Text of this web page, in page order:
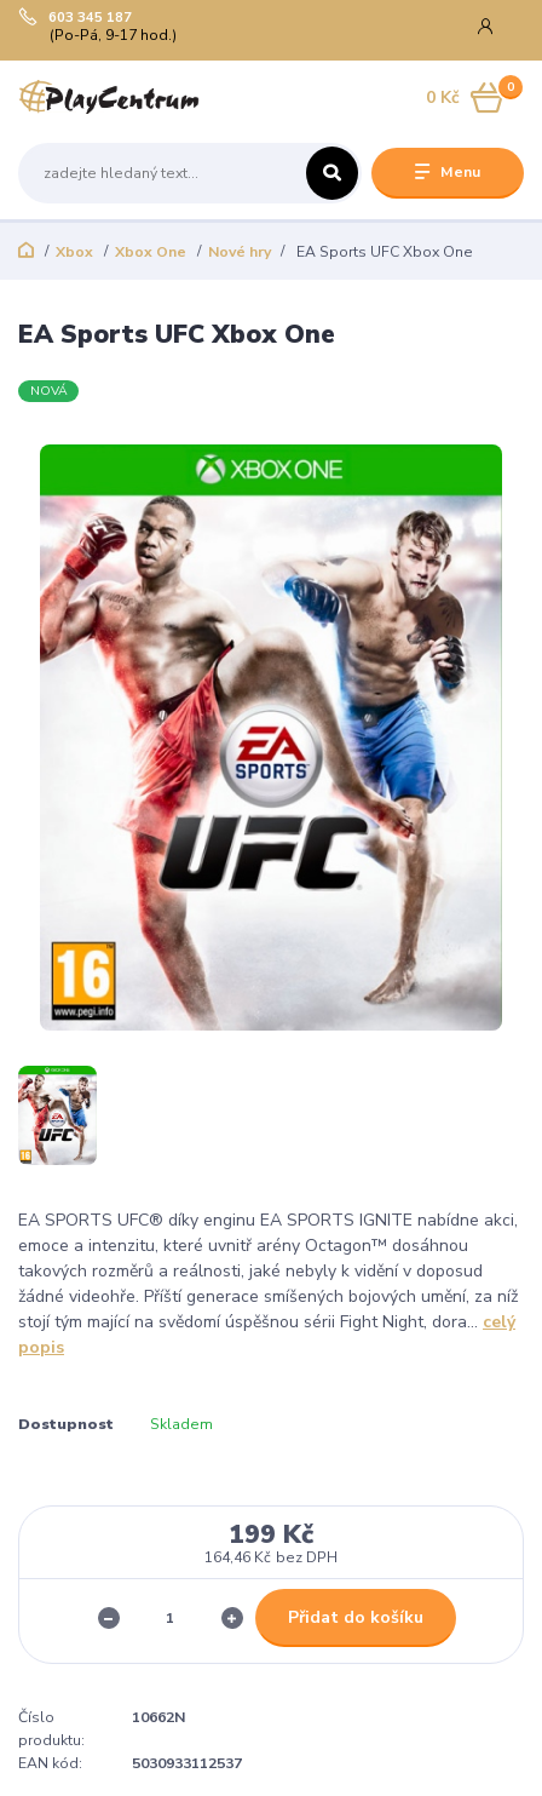
Menu
603 345 187
(Po-Pá, 9-17 hod.)
0
0 Kč
Xbox Xbox One Nové hry EA Sports UFC Xbox One
EA Sports UFC Xbox One
NOVÁ
EA SPORTS UFC® díky enginu EA SPORTS IGNITE nabídne akci,
emoce a intenzitu, které uvnitř arény Octagon™ dosáhnou
takových rozměrů a reálnosti, jaké nebyly k vidění v doposud
žádné videohře. Příští generace smíšených bojových umění, za níž
stojí tým mající na svědomí úspěšnou sérii Fight Night, dora... celý
popis
Dostupnost Skladem
199 Kč
164,46 Kč bez DPH
Přidat do košíku
Číslo
produktu:
10662N
EAN kód: 5030933112537